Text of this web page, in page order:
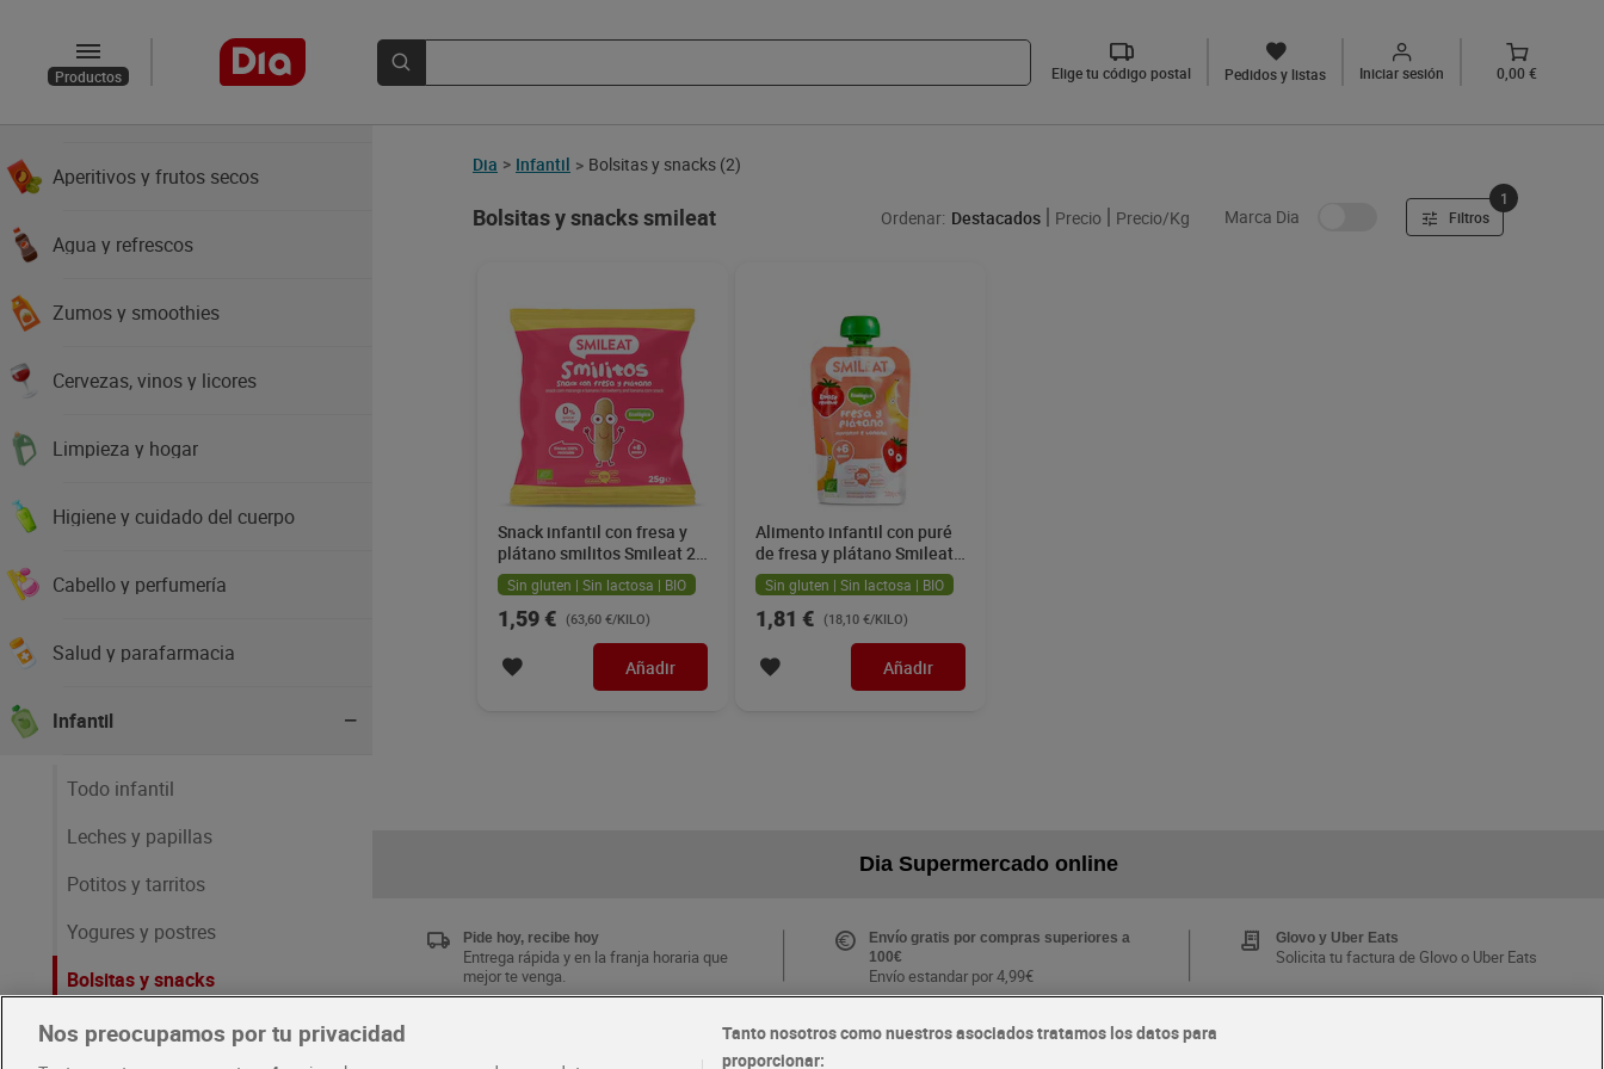
Productos Elige tu código postal Pedidos y listas Iniciar sesión 0,00 €
Chocolates y golosinas
Aperitivos y frutos secos
Agua y refrescos
Zumos y smoothies
Cervezas, vinos y licores
Limpieza y hogar
Higiene y cuidado del cuerpo
Cabello y perfumería
Salud y parafarmacia
Infantil
Todo infantil
Leches y papillas
Potitos y tarritos
Yogures y postres
Bolsitas y snacks
Pañales y toallitas
Dia > Infantil > Bolsitas y snacks (2)
Bolsitas y snacks smileat Ordenar: Destacados Precio Precio/Kg Marca Dia Filtros
1
Snack infantil con fresa y
plátano smilitos Smileat 25
gSin gluten | Sin lactosa | BIO
1,59 € (63,60 €/KILO)
Añadir
Alimento infantil con puré
de fresa y plátano Smileat
100 g
Sin gluten | Sin lactosa | BIO
1,81 € (18,10 €/KILO)
Añadir
Dia Supermercado online
Pide hoy, recibe hoy
Entrega rápida y en la franja horaria que
mejor te venga.
Envío gratis por compras superiores a
100€
Envío estandar por 4,99€
Glovo y Uber Eats
Solicita tu factura de Glovo o Uber Eats
Nos preocupamos por tu privacidad
Tanto nosotros como nuestros asociados tratamos los datos para
proporcionar: